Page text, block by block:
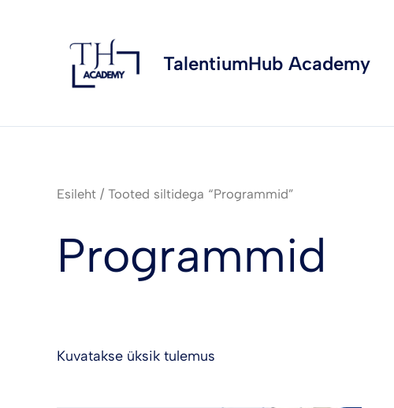
TalentiumHub Academy
Esileht / Tooted siltidega “Programmid”
Programmid
Kuvatakse üksik tulemus